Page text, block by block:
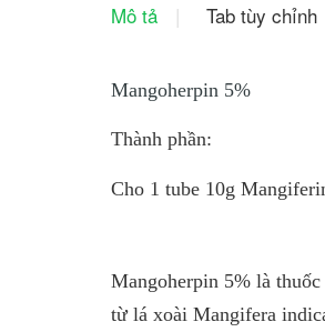
Mô tả Tab tùy chỉnh
Mangoherpin 5%
Thành phần:
Cho 1 tube 10g
Mangoherpin 5% là
từ lá xoài Mangifera